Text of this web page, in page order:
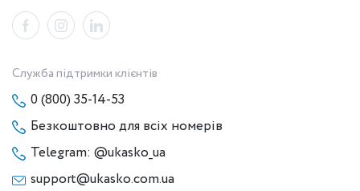
Служба підтримки клієнтів
0 (800) 35-14-53
Безкоштовно для всіх номерів
Telegram: @ukasko_ua
support@ukasko.com.ua